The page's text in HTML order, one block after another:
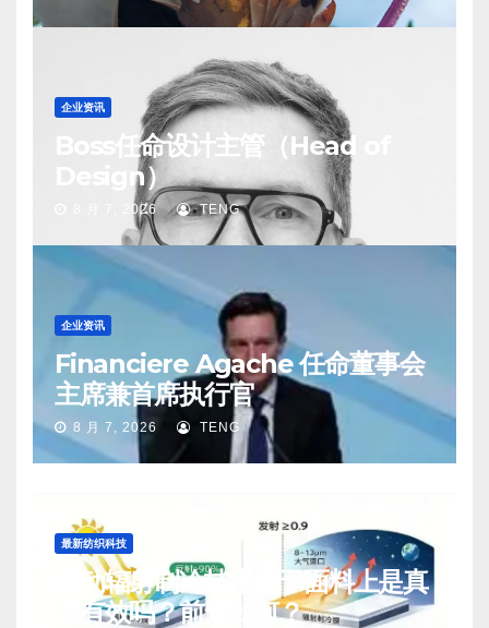
企业资讯
Boss任命设计主管（Head of
Design）
8 月 7, 2026 TENG
企业资讯
Financiere Agache 任命董事会
主席兼首席执行官
8 月 7, 2026 TENG
最新纺织科技
被动辐射制冷技术用于面料上是真
实有效吗？前景如何？